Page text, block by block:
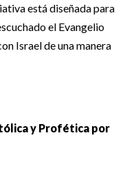
está diseñada para
el Evangelio
Israel de una manera
y Profética por